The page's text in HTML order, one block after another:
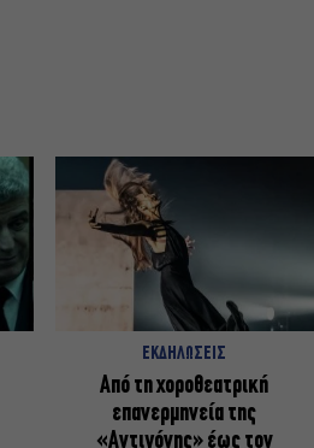
ΕΚΔΗΛΩΣΕΙΣ
Από τη χοροθεατρική
επανερμηνεία της
«Αντιγόνης» έως τον